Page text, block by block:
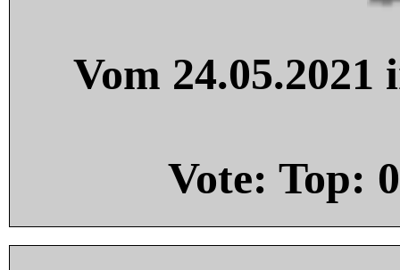
Vom
Vote: Top: 0